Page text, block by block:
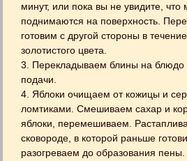
минут, или пока вы не увидите, что
поднимаются на поверхность.
готовим с другой стороны в
золотистого цвета.
3. Перекладываем блины на блюдо
подачи.
4. Яблоки очищаем от кожицы и
ломтиками. Смешиваем сахар и
яблоки, перемешиваем.
сковороде, в которой раньше
разогреваем до образования